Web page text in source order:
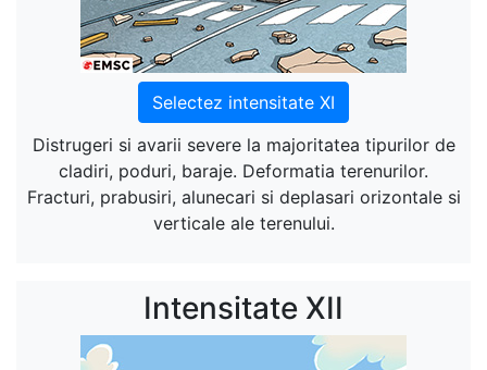
Selectez intensitate XI
Distrugeri si avarii severe la majoritatea tipurilor de
cladiri, poduri, baraje. Deformatia terenurilor.
Fracturi, prabusiri, alunecari si deplasari orizontale si
verticale ale terenului.
Intensitate XII